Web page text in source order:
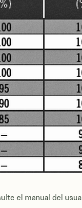
el manual del